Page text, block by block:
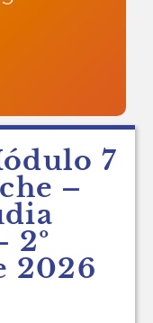
7
–
2º
2026